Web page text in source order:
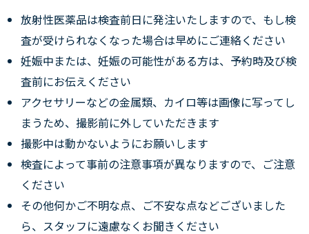
放射性医薬品は検査前日に発注いたしますので、もし検
査が受けられなくなった場合は早めにご連絡ください
妊娠中または、妊娠の可能性がある方は、予約時及び検
査前にお伝えください
アクセサリーなどの金属類、カイロ等は画像に写ってし
まうため、撮影前に外していただきます
撮影中は動かないようにお願いします
検査によって事前の注意事項が異なりますので、ご注意
ください
その他何かご不明な点、ご不安な点などございました
ら、スタッフに遠慮なくお聞きください